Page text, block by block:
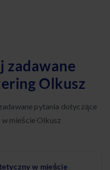
zadawane
Olkusz
pytania dotyczące
mieście Olkusz
w mieście